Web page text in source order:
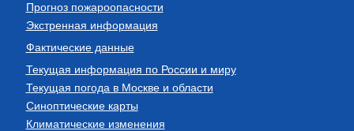
Прогноз пожароопасности
Экстренная информация
Фактические данные
Текущая информация по России и миру
Текущая погода в Москве и области
Синоптические карты
Климатические изменения